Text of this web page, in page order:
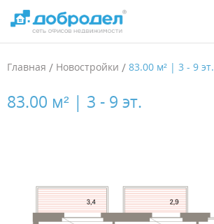
Главная / Новостройки / 83.00 м² | 3 - 9 эт.
83.00 м² | 3 - 9 эт.